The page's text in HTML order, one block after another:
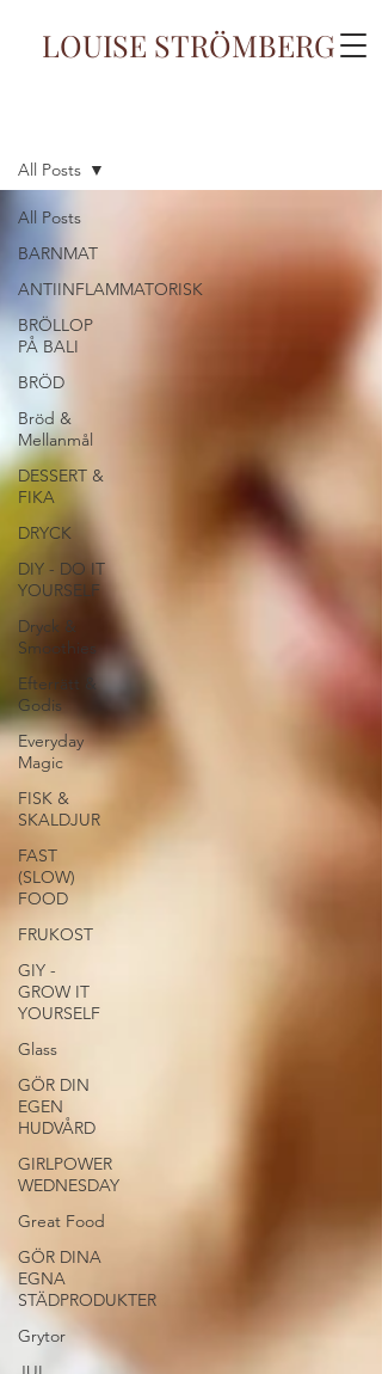
LOUISE STRÖMBERG
All Posts
BARNMAT
ANTIINFLAMMATORISK
BRÖLLOP
PÅ BALI
BRÖD
Bröd &
Mellanmål
DESSERT &
FIKA
DRYCK
DIY - DO IT
YOURSELF
Dryck &
Smoothies
Efterrätt &
Godis
Everyday
Magic
FISK &
SKALDJUR
FAST
(SLOW)
FOOD
FRUKOST
GIY -
GROW IT
YOURSELF
Glass
GÖR DIN
EGEN
HUDVÅRD
GIRLPOWER
WEDNESDAY
Great Food
GÖR DINA
EGNA
STÄDPRODUKTER
Grytor
All Posts